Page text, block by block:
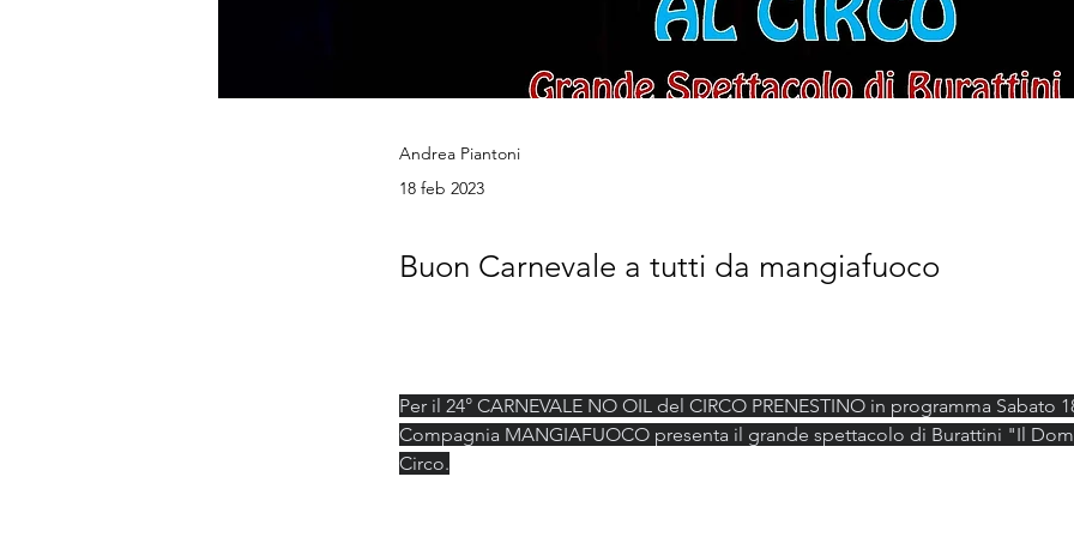
Andrea Piantoni
18 feb 2023
Buon Carnevale a tutti da mangiafuoco
Per il 24° CARNEVALE NO OIL del CIRCO PRENESTINO in programma Sabato
Compagnia MANGIAFUOCO presenta il grande spettacolo di Burattini "Il
Circo.